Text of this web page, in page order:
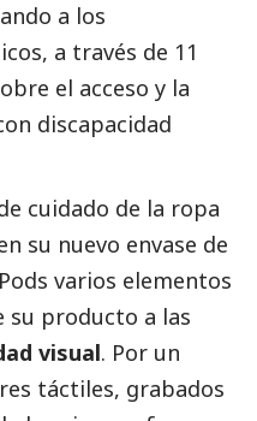
a los
a través de 11
el acceso y la
discapacidad
cuidado de la ropa
su nuevo envase de
varios elementos
su producto a las
visual. Por un
táctiles, grabados